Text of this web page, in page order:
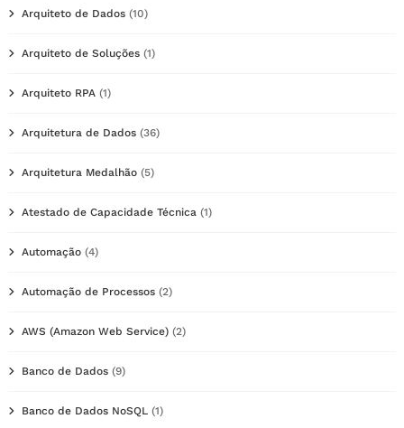
Arquiteto de Dados (10)
Arquiteto de Soluções (1)
Arquiteto RPA (1)
Arquitetura de Dados (36)
Arquitetura Medalhão (5)
Atestado de Capacidade Técnica (1)
Automação (4)
Automação de Processos (2)
AWS (Amazon Web Service) (2)
Banco de Dados (9)
Banco de Dados NoSQL (1)